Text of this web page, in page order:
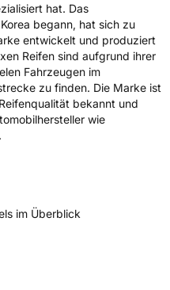
hat. Das
begann, hat sich zu
entwickelt und produziert
Reifen sind aufgrund ihrer
Fahrzeugen im
zu finden. Die Marke ist
bekannt und
wie
im Überblick